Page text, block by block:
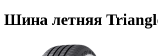
Шина летняя